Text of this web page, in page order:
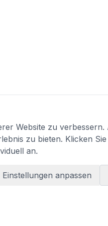
Website zu verbessern.
zu bieten. Klicken
an.
Einstellungen anpassen